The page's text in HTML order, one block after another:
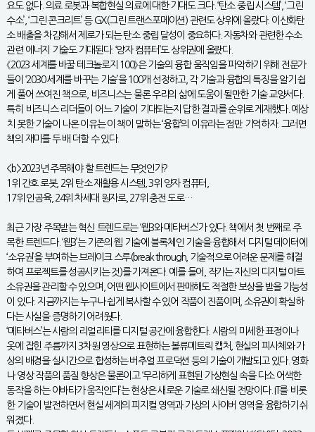
요도 없다. 의료 로봇과 복합현실 의료에 대한 기대도 크다. ‘탄소 중립 시스템’, ‘그린
수소’, ‘그린 콘크리트’ 등 GX(그린 트랜스포메이션) 관련도 상위에 올랐다. 이산화탄
소 배출을 차감해서 제로가 되는 탄소 중립 달성이 중요하다. 자동차와 관련한 수소
관련 에너지 기술도 기대된다. ‘양자 컴퓨터’도 상위권에 올랐다.
《2023 세계를 바꿀 테크놀로지 100》은 기술의 융합 움직임을 파악하기 위해 전문가
들이 ‘2030 세계를 바꾸는 기술’을 100개 선정하고, 각 기술과 융합의 특징을 알기 쉽
게 풀어 쓰여진 책으로, 비즈니스는 물론 우리의 삶에 도움이 될만한 기술 교양서다.
특히 비즈니스 리더들이 어느 기술이 기대되는지 답한 결과를 순위로 게재했다. 예상
치 못한 기술이 나온 이유는 이 책이 말하는 ‘융합’의 이유라는 점만 기억하자. 그러면
책의 재미를 두 배 더할 수 있다.
<b>2023년 주목해야 할 트렌드는 무엇인가?
1위 간호 로봇, 2위 탄소 재활용 시스템, 3위 양자 컴퓨터,
17위 인공육, 24위 차세대 원자로, 27위 충전 도로…
최근 가장 주목받는 혁신 트렌드로는 ‘웹3와 메타버스’가 있다. 책에서 첫 번째로 주
목한 트렌드다. ‘웹3’는 기존의 웹 기술에 블록체인 기술을 융합해서 디지털 데이터에
‘소유권’을 부여하는 브레이크 스루(break through, 기술적으로 어려운 문제를 해결
하여 프로젝트를 성공시키는 것)를 가져온다. 예를 들어, 작가는 자신의 디지털 아트
소유권을 관리할 수 있으며, 어떤 웹사이트에서 판매해도 적절한 보상을 받을 가능성
이 있다. 지금까지는 누구나 쉽게 복사할 수 있어 작품이 진품이며, 소유권이 확실하
다는 사실을 증명하기 어려웠다.
‘메타버스’는 사람의 리얼리티를 디지털 공간에 융합한다. 사람의 미세한 표정이나
옷에 잡힌 주름까지 3차원 영상으로 표현하는 볼류메트릭 캡처, 현실의 피사체와 가
상의 배경을 실시간으로 합성하는 버추얼 프로덕션 등의 기술이 개발되고 있다. 영화
나 영상 작품의 품질 향상은 물론이고 ‘무리하게 표현된 가상현실 속을 다소 어색한
동작을 하는 아바타가 움직인다’는 현상은 새로운 기술로 쇄신될 전망이다. IT를 비롯
한 기술이 발전하면서 현실 세계의 피지컬 영역과 가상의 사이버 영역을 융합하기 쉬
워졌다.